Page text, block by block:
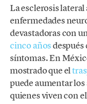
La esclerosis
enfermedades
devastadoras con
cinco añosdespués
síntomas. En
mostrado que el
puede aumentar los
quienes viven con